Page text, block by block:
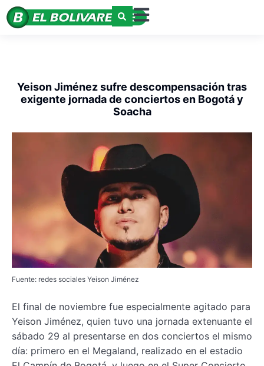
Yeison Jiménez sufre descompensación tras
exigente jornada de conciertos en Bogotá y
Soacha
Fuente: redes sociales Yeison Jiménez
El final de noviembre fue especialmente agitado para
Yeison Jiménez, quien tuvo una jornada extenuante el
sábado 29 al presentarse en dos conciertos el mismo
día: primero en el Megaland, realizado en el estadio